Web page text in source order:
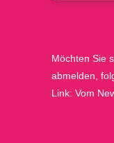
Möchten Sie
abmelden,
Link: Vom